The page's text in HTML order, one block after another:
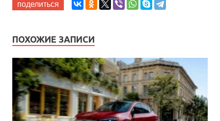
поделиться
ПОХОЖИЕ ЗАПИСИ